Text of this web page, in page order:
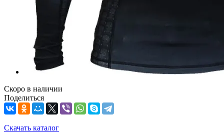
Скоро в наличии
Поделиться
Скачать каталог